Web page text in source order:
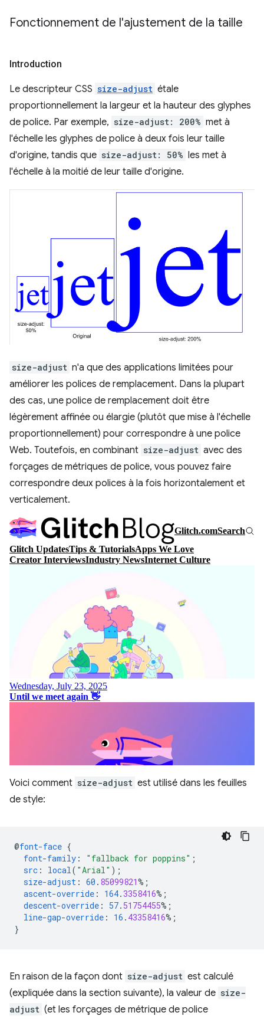
Fonctionnement de l'ajustement de la taille
Introduction
Le descripteur CSS size-adjust étale
proportionnellement la largeur et la hauteur des glyphes
de police. Par exemple, size-adjust: 200% met à
l'échelle les glyphes de police à deux fois leur taille
d'origine, tandis que size-adjust: 50% les met à
l'échelle à la moitié de leur taille d'origine.
size-adjust n'a que des applications limitées pour
améliorer les polices de remplacement. Dans la plupart
des cas, une police de remplacement doit être
légèrement affinée ou élargie (plutôt que mise à l'échelle
proportionnellement) pour correspondre à une police
Web. Toutefois, en combinant size-adjust avec des
forçages de métriques de police, vous pouvez faire
correspondre deux polices à la fois horizontalement et
verticalement.
Voici comment size-adjust est utilisé dans les feuilles
de style:
@font-face {
font-family : "fallback for poppins" ;
src : local ( "Arial" );
size-adjust : 60 . 85099821%;
ascent-override : 164. 3358416%;
descent-override : 57. 51754455%;
line-gap-override : 16 . 43358416%;
}
En raison de la façon dont size-adjust est calculé
(expliquée dans la section suivante), la valeur de size-
adjust (et les forçages de métrique de police